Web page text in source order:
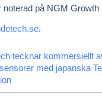
noterad på NGM Growth
.
tecknar kommersiellt
med japanska